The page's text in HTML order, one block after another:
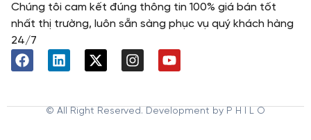
Chúng tôi cam kết đúng thông tin 100% giá bán tốt
nhất thị trường, luôn sẵn sàng phục vụ quý khách hàng
24/7
© All Right Reserved. Development by P H I L O